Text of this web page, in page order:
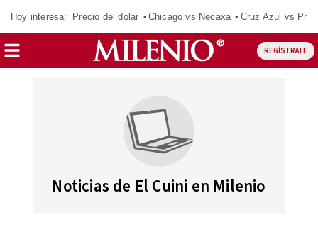
Hoy interesa: Precio del dólar Chicago vs Necaxa Cruz Azul vs
REGÍSTRATE
Noticias de El Cuini en Milenio